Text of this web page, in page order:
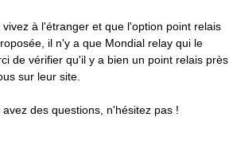
vivez à l'étranger et que l'option point relais
il n'y a que Mondial relay qui le
de vérifier qu'il y a bien un point relais près
sur leur site.
avez des questions, n'hésitez pas !